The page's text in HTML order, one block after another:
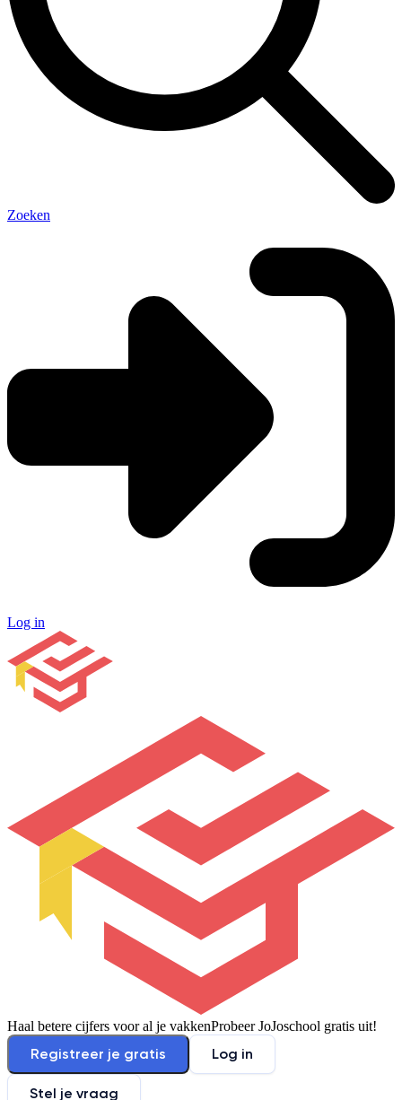
Zoeken
Log in
Haal betere cijfers voor al je vakkenProbeer JoJoschool gratis uit!
Registreer je gratis Log in
Stel je vraag